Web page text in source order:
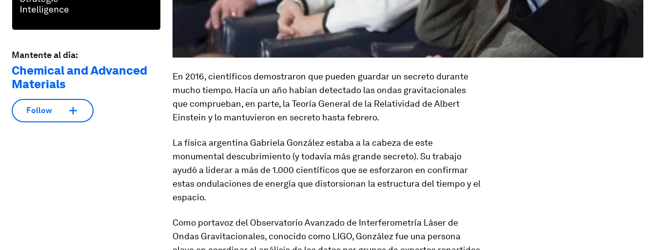
Mantente al día:
Chemical and Advanced
Materials
Follow
En 2016, científicos demostraron que pueden guardar un secreto durante
mucho tiempo. Hacía un año habían detectado las ondas gravitacionales
que comprueban, en parte, la Teoría General de la Relatividad de Albert
Einstein y lo mantuvieron en secreto hasta febrero.
La física argentina Gabriela González estaba a la cabeza de este
monumental descubrimiento (y todavía más grande secreto). Su trabajo
ayudó a liderar a más de 1.000 científicos que se esforzaron en confirmar
estas ondulaciones de energía que distorsionan la estructura del tiempo y el
espacio.
Como portavoz del Observatorio Avanzado de Interferometría Láser de
Ondas Gravitacionales, conocido como LIGO, Gonzálezfue una persona